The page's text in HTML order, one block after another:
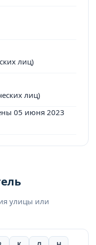
лиц)
лиц)
05 июня 2023
улицы или